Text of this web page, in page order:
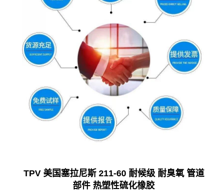
TPV 美国塞拉尼斯 211-60 耐候级 耐臭氧 管道
部件 热塑性硫化橡胶